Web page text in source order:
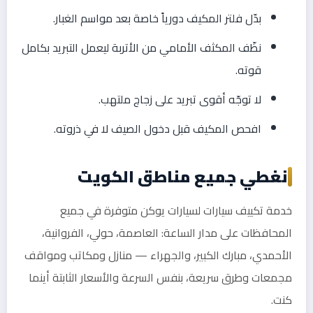
بدّل فلتر المكيف دورياً خاصة بعد مواسم الغبار.
نظّف المكثف الأمامي من الأتربة ليعمل التبريد بكامل
قوته.
لا توجّه أقوى تبريد على زجاج ملتهب.
افحص المكيف قبل دخول الصيف لا في ذروته.
نغطي جميع مناطق الكويت
خدمة تكييف سيارات لسيارات يوكن متوفرة في جميع
المحافظات على مدار الساعة: العاصمة، حولي، الفروانية،
الأحمدي، مبارك الكبير، والجهراء — منازل ومكاتب ومواقف
مجمعات وطرق سريعة، بنفس السرعة والأسعار الثابتة أينما
كنت.